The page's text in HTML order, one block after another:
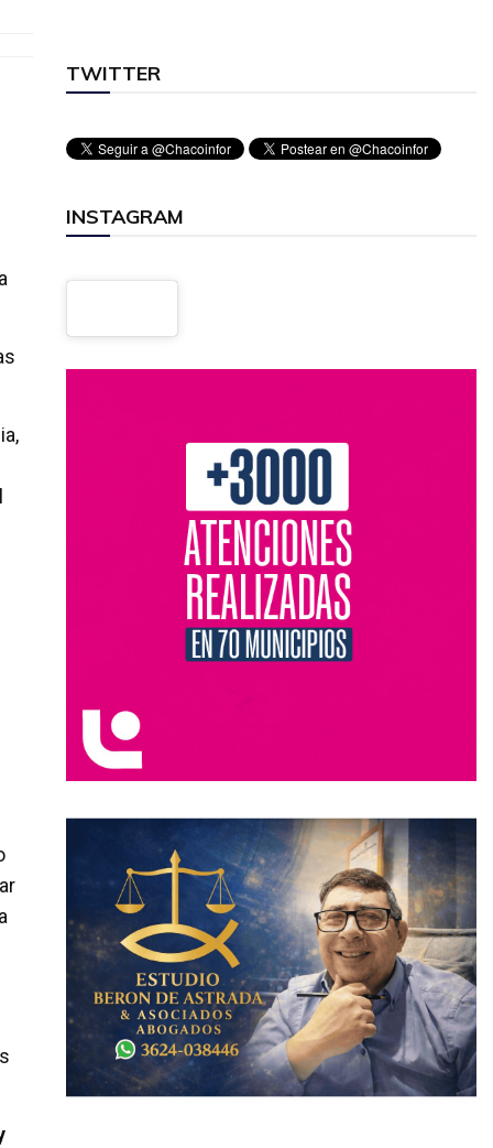
TWITTER
INSTAGRAM